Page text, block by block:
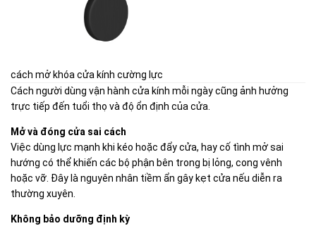
cách mở khóa cửa kính cường lực
Cách người dùng vận hành cửa kính mỗi ngày cũng ảnh hưởng
trực tiếp đến tuổi thọ và độ ổn định của cửa.
Mở và đóng cửa sai cách
Việc dùng lực mạnh khi kéo hoặc đẩy cửa, hay cố tình mở sai
hướng có thể khiến các bộ phận bên trong bị lỏng, cong vênh
hoặc vỡ. Đây là nguyên nhân tiềm ẩn gây kẹt cửa nếu diễn ra
thường xuyên.
Không bảo dưỡng định kỳ